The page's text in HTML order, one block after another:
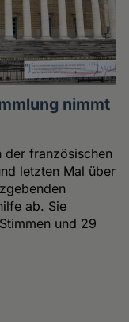
nimmt
der französischen
letzten Mal über
ab. Sie
und 29